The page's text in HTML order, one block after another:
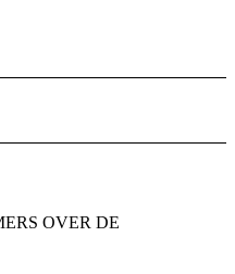
OVER DE